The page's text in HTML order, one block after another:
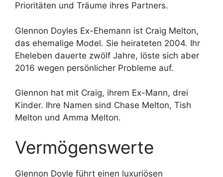
Prioritäten und Träume ihres Partners.
Glennon Doyles Ex-Ehemann ist Craig Melton,
das ehemalige Model. Sie heirateten 2004. Ihr
Eheleben dauerte zwölf Jahre, löste sich aber
2016 wegen persönlicher Probleme auf.
Glennon hat mit Craig, ihrem Ex-Mann, drei
Kinder. Ihre Namen sind Chase Melton, Tish
Melton und Amma Melton.
Vermögenswerte
Glennon Doyle führt einen luxuriösen